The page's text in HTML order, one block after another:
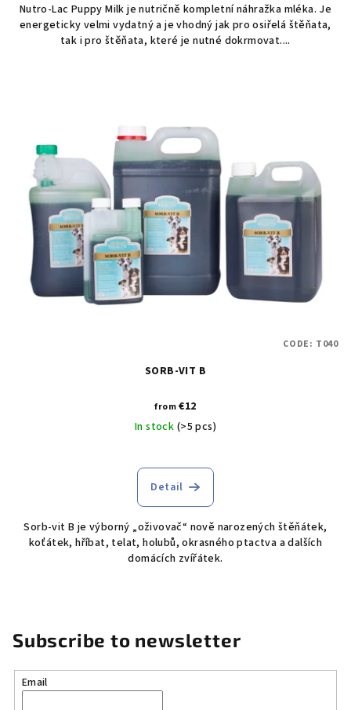
Nutro-Lac Puppy Milk je nutričně kompletní náhražka mléka. Je
energeticky velmi vydatný a je vhodný jak pro osiřelá štěňata,
tak i pro štěňata, které je nutné dokrmovat....
SORB-VIT B
from €12
In stock (>5 pcs)
Detail
Sorb-vit B je výborný „oživovač“ nově narozených štěňátek,
koťátek, hříbat, telat, holubů, okrasného ptactva a dalších
domácích zvířátek.
CODE: T040
Subscribe to newsletter
Email